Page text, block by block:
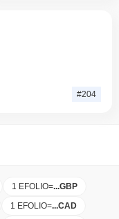
#204
1 EFOLIO=...GBP
1 EFOLIO=...CAD